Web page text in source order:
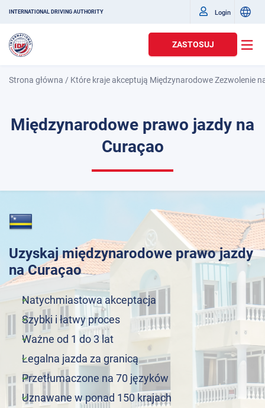
INTERNATIONAL DRIVING AUTHORITY Login
ZASTOSUJ
Strona główna / Które kraje akceptują Międzynarodowe Zezwolenie
Międzynarodowe prawo jazdy na
Curaçao
Uzyskaj międzynarodowe prawo jazdy
na Curaçao
Natychmiastowa akceptacja
Szybki i łatwy proces
Ważne od 1 do 3 lat
Legalna jazda za granicą
Przetłumaczone na 70 języków
Uznawane w ponad 150 krajach